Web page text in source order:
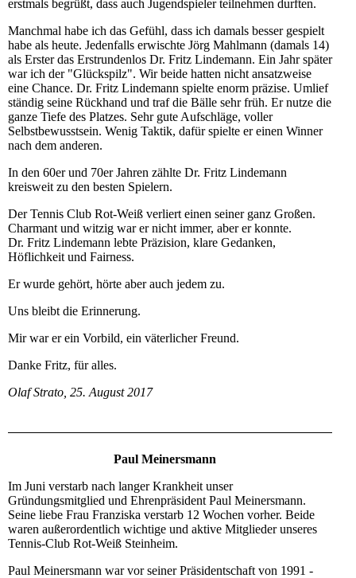
erstmals begrüßt, dass auch Jugendspieler teilnehmen durften.
Manchmal habe ich das Gefühl, dass ich damals besser gespielt
habe als heute. Jedenfalls erwischte Jörg Mahlmann (damals 14)
als Erster das Erstrundenlos Dr. Fritz Lindemann. Ein Jahr später
war ich der "Glückspilz". Wir beide hatten nicht ansatzweise
eine Chance. Dr. Fritz Lindemann spielte enorm präzise. Umlief
ständig seine Rückhand und traf die Bälle sehr früh. Er nutze die
ganze Tiefe des Platzes. Sehr gute Aufschläge, voller
Selbstbewusstsein. Wenig Taktik, dafür spielte er einen Winner
nach dem anderen.
In den 60er und 70er Jahren zählte Dr. Fritz Lindemann
kreisweit zu den besten Spielern.
Der Tennis Club Rot-Weiß verliert einen seiner ganz Großen.
Charmant und witzig war er nicht immer, aber er konnte.
Dr. Fritz Lindemann lebte Präzision, klare Gedanken,
Höflichkeit und Fairness.
Er wurde gehört, hörte aber auch jedem zu.
Uns bleibt die Erinnerung.
Mir war er ein Vorbild, ein väterlicher Freund.
Danke Fritz, für alles.
Olaf Strato, 25. August 2017
Paul Meinersmann
Im Juni verstarb nach langer Krankheit unser
Gründungsmitglied und Ehrenpräsident Paul Meinersmann.
Seine liebe Frau Franziska verstarb 12 Wochen vorher. Beide
waren außerordentlich wichtige und aktive Mitglieder unseres
Tennis-Club Rot-Weiß Steinheim.
Paul Meinersmann war vor seiner Präsidentschaft von 1991 -